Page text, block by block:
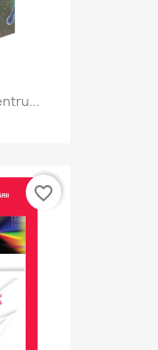
favorite_border